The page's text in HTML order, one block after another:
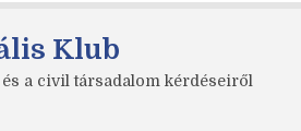
Klub
és a civil társadalom kérdéseiről